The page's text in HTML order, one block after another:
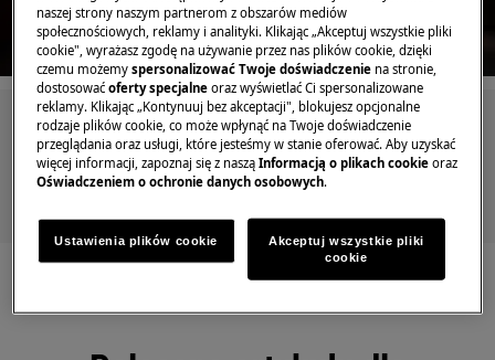
Szukaj wśród naszych artykułów pomocy
naszej strony naszym partnerom z obszarów mediów
społecznościowych, reklamy i analityki. Klikając „Akceptuj wszystkie pliki
cookie", wyrażasz zgodę na używanie przez nas plików cookie, dzięki
czemu możemyspersonalizować Twoje doświadczenie na stronie,
dostosowaćoferty specjalne oraz wyświetlać Ci spersonalizowane
reklamy. Klikając „Kontynuuj bez akceptacji", blokujesz opcjonalne
rodzaje plików cookie, co może wpłynąć na Twoje doświadczenie
przeglądania oraz usługi, które jesteśmy w stanie oferować. Aby uzyskać
więcej informacji, zapoznaj się z nasząInformacją o plikach cookie oraz
Oświadczeniem o ochronie danych osobowych.
Ustawienia plików cookie
Akceptuj wszystkie pliki
cookie